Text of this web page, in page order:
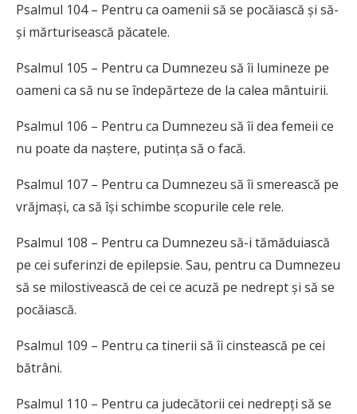
Psalmul 104 – Pentru ca oamenii să se pocăiască și să-
și mărturisească păcatele.
Psalmul 105 – Pentru ca Dumnezeu să îi lumineze pe
oameni ca să nu se îndepărteze de la calea mântuirii.
Psalmul 106 – Pentru ca Dumnezeu să îi dea femeii ce
nu poate da naștere, putința să o facă.
Psalmul 107 – Pentru ca Dumnezeu să îi smerească pe
vrăjmași, ca să își schimbe scopurile cele rele.
Psalmul 108 – Pentru ca Dumnezeu să-i tămăduiască
pe cei suferinzi de epilepsie. Sau, pentru ca Dumnezeu
să se milostivească de cei ce acuză pe nedrept și să se
pocăiască.
Psalmul 109 – Pentru ca tinerii să îi cinstească pe cei
bătrâni.
Psalmul 110 – Pentru ca judecătorii cei nedrepți să se